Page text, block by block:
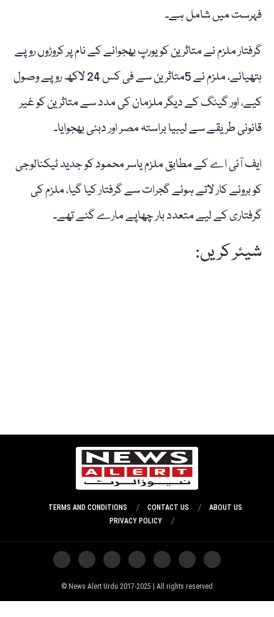
فہرست میں شامل ہے۔
گرفتار ملزم نے متاثرین کو یورپ بھجوانے کے نام پر کروڑوں روپے
ہتھیائے، ملزم نے 5متاثرین سے فی کس 24 لاکھ روپے وصول
کیے، اور گینگ کے دیگر ملزمان کی مدد سے متاثرین کو غیر
قانونی طریقے سے لیبیا براستہ مصر اور دبئی بھجوایا۔
ایف آئی اے کے مطابق ملزم یاسر محمود کو جدید ٹیکنالوجی
کو بروئے کار لاتے ہوئے گجرات سے گرفتار کیا گیا، ملزم کی
گرفتاری کے لیے متعدد بار چھاپے مارے گئے تھے۔
شیئر کریں:
ABOUT US
CONTACT US
TERMS AND CONDITIONS
PRIVACY POLICY
News Alert Urdu 2017-2025 | All rights reserved ©